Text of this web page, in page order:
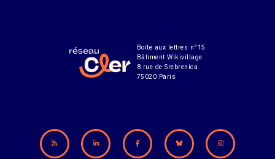
Boîte aux lettres n°15
Bâtiment Wikivillage
8 rue de Srebrenica
75020 Paris